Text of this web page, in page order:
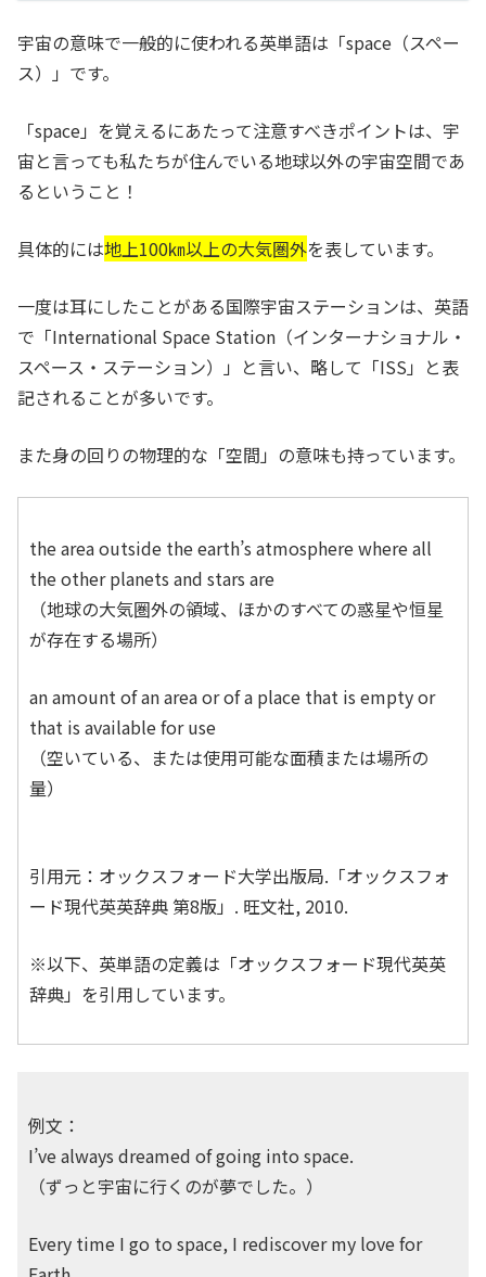
宇宙の意味で一般的に使われる英単語は「space（スペー
ス）」です。
「space」を覚えるにあたって注意すべきポイントは、宇
宙と言っても私たちが住んでいる地球以外の宇宙空間であ
るということ！
具体的には地上100㎞以上の大気圏外を表しています。
一度は耳にしたことがある国際宇宙ステーションは、英語
で「International Space Station（インターナショナル・
スペース・ステーション）」と言い、略して「ISS」と表
記されることが多いです。
また身の回りの物理的な「空間」の意味も持っています。
the area outside the earth’s atmosphere where all
the other planets and stars are
（地球の大気圏外の領域、ほかのすべての惑星や恒星
が存在する場所）
an amount of an area or of a place that is empty or
that is available for use
（空いている、または使用可能な面積または場所の
量）
引用元：オックスフォード大学出版局.「オックスフォ
ード現代英英辞典 第8版」. 旺文社, 2010.
※以下、英単語の定義は「オックスフォード現代英英
辞典」を引用しています。
例文：
I’ve always dreamed of going into space.
（ずっと宇宙に行くのが夢でした。）
Every time I go to space, I rediscover my love for